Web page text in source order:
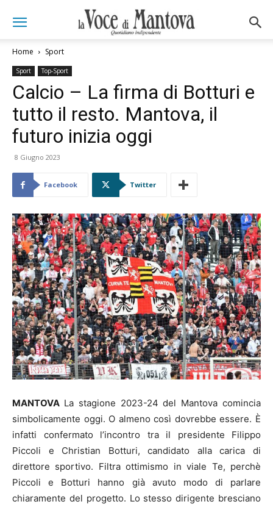
Home Sport
Sport Top-Sport
Calcio – La firma di Botturi e
tutto il resto. Mantova, il
futuro inizia oggi
8 Giugno 2023
Facebook Twitter
MANTOVA La stagione 2023-24 del Mantova comincia
simbolicamente oggi. O almeno così dovrebbe essere. È
infatti confermato l’incontro tra il presidente Filippo
Piccoli e Christian Botturi, candidato alla carica di
direttore sportivo. Filtra ottimismo in viale Te, perchè
Piccoli e Botturi hanno già avuto modo di parlare
chiaramente del progetto. Lo stesso dirigente bresciano